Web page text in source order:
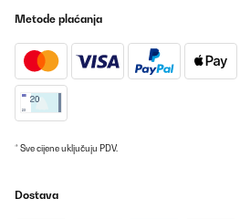
Although not fitted the hob yet. It
I love Klarstein products, so I’m
but the UK department was very
she can’t wait to get it fitted. Thank
Metode plaćanja
* Sve cijene uključuju PDV.
Dostava